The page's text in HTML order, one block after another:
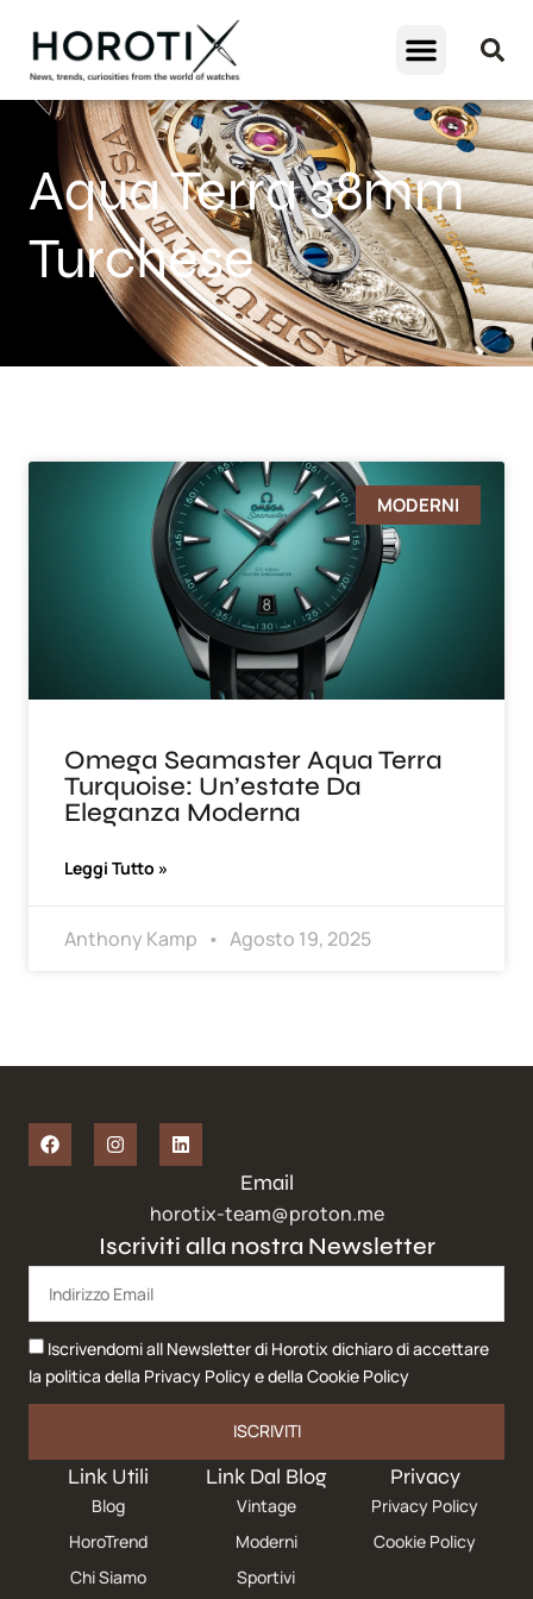
Aqua Terra 38mm
Turchese
MODERNI
Omega Seamaster Aqua Terra
Turquoise: Un’estate Da
Eleganza Moderna
Leggi Tutto »
Anthony Kamp Agosto 19, 2025
Link Utili
Blog
HoroTrend
Chi Siamo
Link Dal Blog
Vintage
Moderni
Sportivi
Privacy
Privacy Policy
Cookie Policy
Iscriviti alla nostra Newsletter
Iscrivendomi all Newsletter di Horotix dichiaro di accettare
la politica della Privacy Policye della Cookie Policy
ISCRIVITI
Email
horotix-team@proton.me